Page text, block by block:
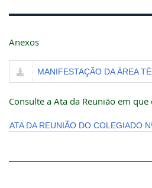
Anexos
MANIFESTAÇÃO DA ÁREA
Consulte a Ata da Reunião em
ATA DA REUNIÃO DO COLEGIADO